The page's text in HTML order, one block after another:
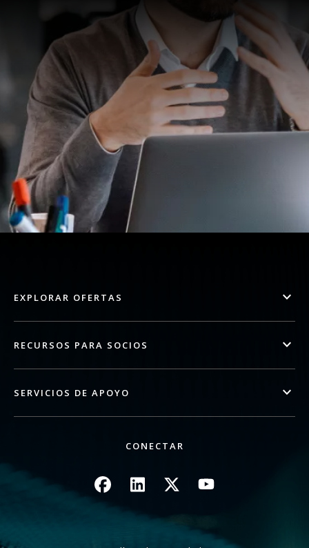
EXPLORAR OFERTAS
RECURSOS PARA SOCIOS
SERVICIOS DE APOYO
CONECTAR
ImagenImagenImagenImagen